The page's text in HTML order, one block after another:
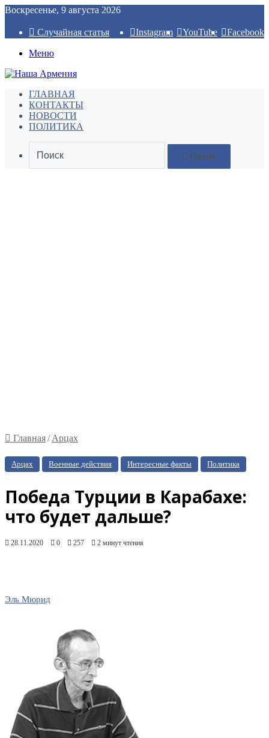
Воскресенье, 9 августа 2026
Facebook
YouTube
Instagram
Случайная статья
Меню
ГЛАВНАЯ
КОНТАКТЫ
НОВОСТИ
ПОЛИТИКА
Поиск
Главная/ Арцах
Арцах Военные действия Интересные факты Политика
Победа Турции в Карабахе:
что будет дальше?
28.11.2020 0 257 2 минут чтения
Эль Мюрид